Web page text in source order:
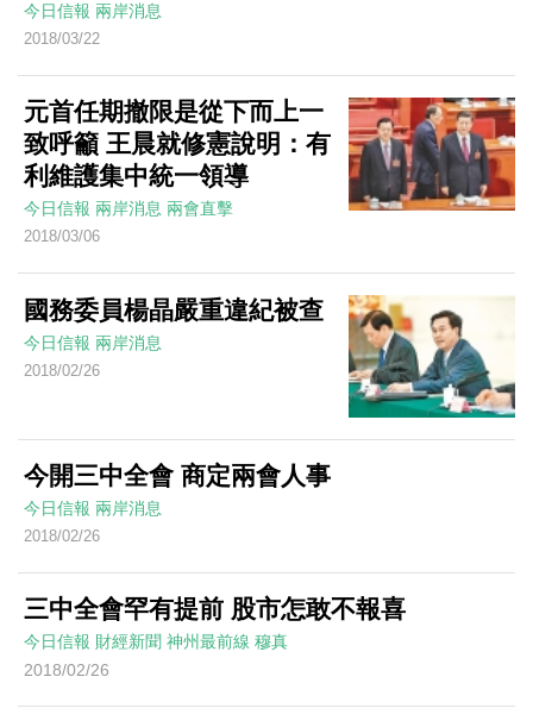
今日信報 兩岸消息
2018/03/22
元首任期撤限是從下而上一
致呼籲 王晨就修憲說明：有
利維護集中統一領導
今日信報 兩岸消息 兩會直擊
2018/03/06
國務委員楊晶嚴重違紀被查
今日信報 兩岸消息
2018/02/26
今開三中全會 商定兩會人事
今日信報 兩岸消息
2018/02/26
三中全會罕有提前 股市怎敢不報喜
今日信報 財經新聞 神州最前線 穆真
2018/02/26